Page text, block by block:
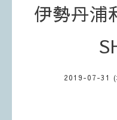
伊勢丹浦
2019-07-31